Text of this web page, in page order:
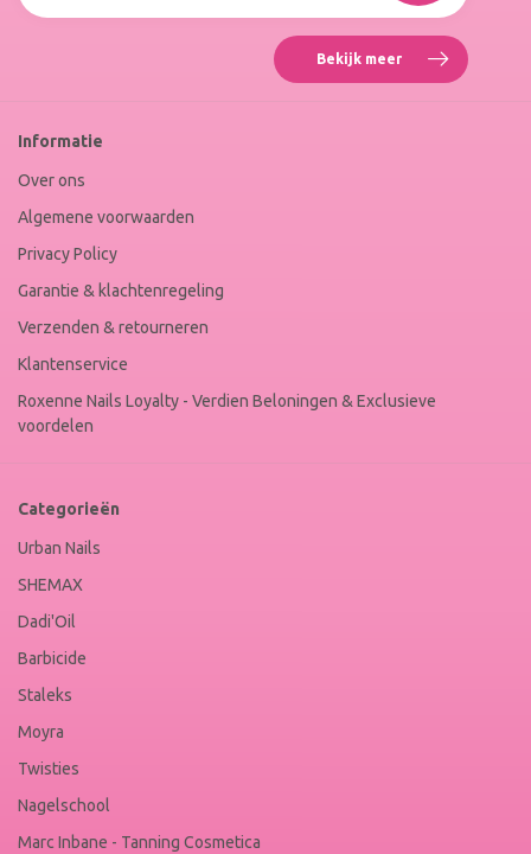
Bekijk meer Reviews
Roxenne
Informatie
Over ons
Algemene voorwaarden
Privacy Policy
Garantie & klachtenregeling
Verzenden & retourneren
Klantenservice
Roxenne Nails Loyalty - Verdien Beloningen & Exclusieve
voordelen
Categorieën
Urban Nails
SHEMAX
Dadi'Oil
Barbicide
Staleks
Moyra
Twisties
Nagelschool
Marc Inbane - Tanning Cosmetica